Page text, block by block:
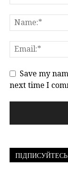
Save my
next time I